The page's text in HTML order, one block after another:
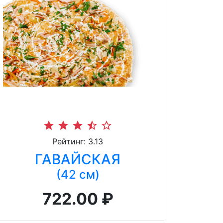
star star star star_half star_border
Рейтинг: 3.13
ГАВАЙСКАЯ
(42 см)
722.00 ₽